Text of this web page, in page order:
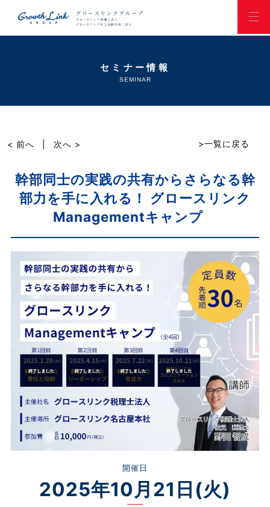
セミナー情報
SEMINAR
>一覧に戻る
< 前へ 次へ >
幹部同士の実践の共有からさらなる幹
部力を手に入れる！ グロースリンク
Managementキャンプ
開催日
2025年10月21日(火)